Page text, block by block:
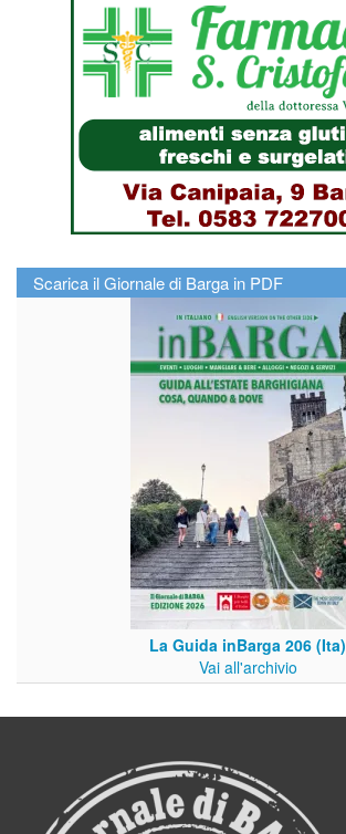
Scarica il Giornale di Barga in PDF
La Guida inBarga 206 (Ita)
Vai all'archivio